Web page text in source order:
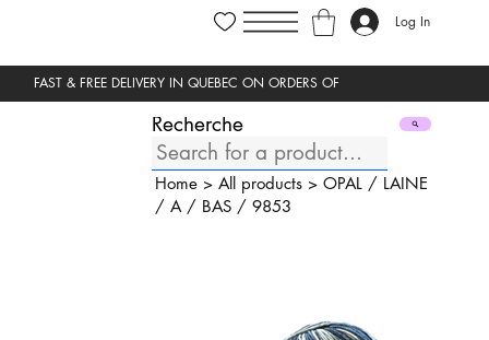
Log In
Recherche
Home> All products> OPAL / LAINE
/ A / BAS / 9853